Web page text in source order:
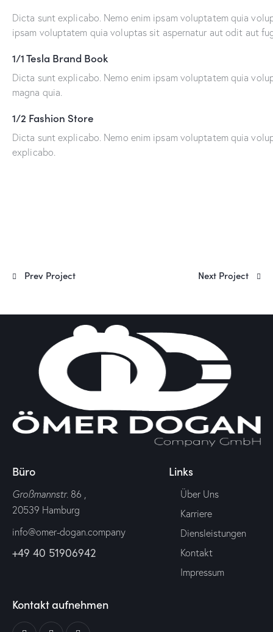
Dicta sunt explicabo. Nemo enim ipsam voluptatem quia
ipsam voluptatem quia voluptas sit aspernatur aut odit aut
1/1 Tesla Brand Book
Dicta sunt explicabo. Nemo enim ipsam voluptatem quia
magna quia.
1/2 Fashion Store
Dicta sunt explicabo. Nemo enim ipsam voluptatem quia
explicabo.
Prev Project Next Project
Büro
Großmannstr. 86 ,
20539 Hamburg
info@omer-dogan.company
+49 40 51906942
Links
Über Uns
Karriere
Diensleistungen
Kontakt
Impressum
Kontakt aufnehmen